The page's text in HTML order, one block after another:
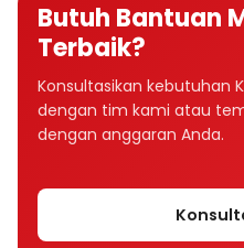
Butuh Bantuan
Terbaik?
Konsultasikan kebutuhan
dengan tim kami atau
dengan anggaran Anda.